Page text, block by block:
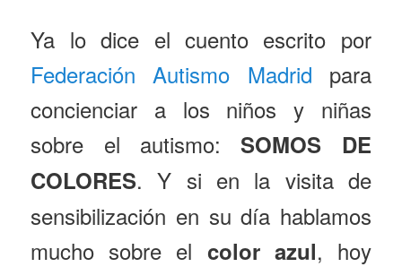
Ya lo dice el cuento escrito por
Federación Autismo Madrid para
concienciar a los niños y niñas
sobre el autismo:SOMOS DE
COLORES. Y si en la visita de
sensibilización en su día hablamos
mucho sobre el color azul, hoy